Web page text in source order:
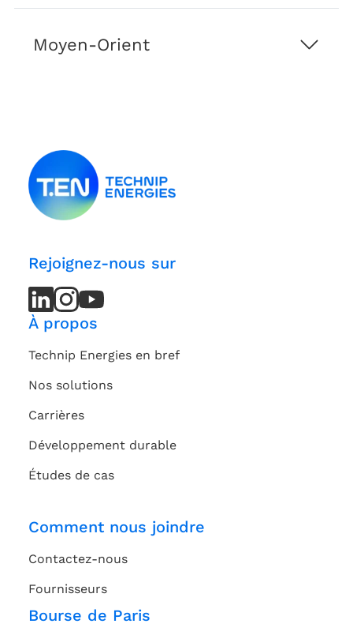
Moyen-Orient
Rejoignez-nous sur
LinkedIn
LinkedIn
Instagram
Instagram
Youtube
Channel
À propos
Technip Energies en bref
Nos solutions
Carrières
Développement durable
Études de cas
Comment nous joindre
Contactez-nous
Fournisseurs
Bourse de Paris